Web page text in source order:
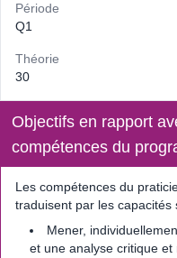
Période
Q1
Théorie
30
Objectifs en rapport
compétences du
Les compétences du
traduisent par les capacités
Mener,
et une analyse critique